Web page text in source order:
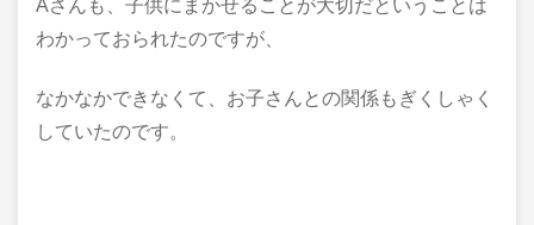
Aさんも、子供にまかせることが大切だということは
わかっておられたのですが、
なかなかできなくて、お子さんとの関係もぎくしゃく
していたのです。